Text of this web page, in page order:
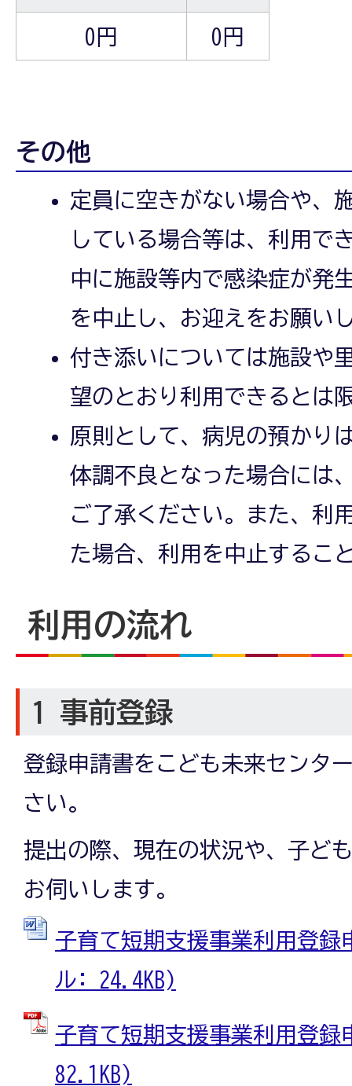
0円 0円
その他
定員に空きがない場合や、
している場合等は、利用で
中に施設等内で感染症が発
を中止し、お迎えをお願い
付き添いについては施設や
望のとおり利用できるとは
原則として、病児の預かり
体調不良となった場合には
ご了承ください。また、利
た場合、利用を中止するこ
利用の流れ
1 事前登録
登録申請書をこども未来センタ
さい。
提出の際、現在の状況や、子ど
お伺いします。
子育て短期支援事業利用登録
ル: 24.4KB)
子育て短期支援事業利用登録
82.1KB)